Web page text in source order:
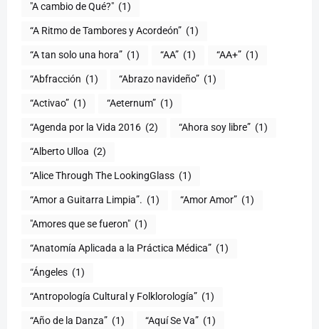
(1)
“A Ritmo de Tambores y Acordeón” (1)
“A tan solo una hora” (1) “AA” (1) “AA+” (1)
“Abfracción (1) “Abrazo navideño” (1)
“Activao” (1) “Aeternum” (1)
“Agenda por la Vida 2016 (2) “Ahora soy libre” (1)
“Alberto Ulloa (2)
“Alice Through The LookingGlass (1)
“Amor a Guitarra Limpia”. (1) “Amor Amor” (1)
"Amores que se fueron" (1)
“Anatomía Aplicada a la Práctica Médica” (1)
“Ángeles (1)
“Antropología Cultural y Folklorología” (1)
“Año de la Danza” (1) “Aquí Se Va” (1)